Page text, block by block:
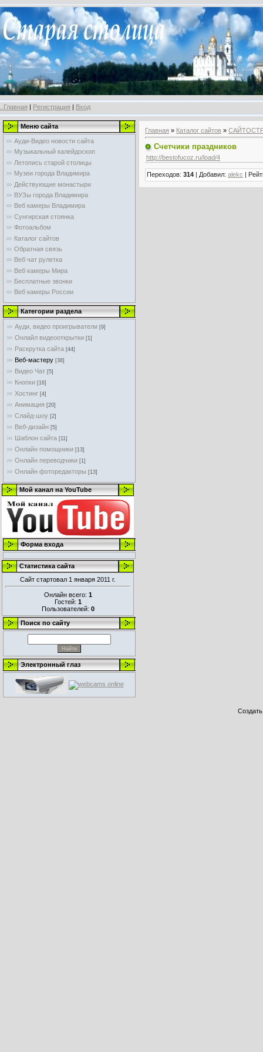
..Главная | Регистрация | Вход
Меню сайта
Ауди-Видео новости сайта
Музыкальный калейдоскоп
Летопись старой столицы
Музеи города Владимира
Действующие монастыри
ВУЗы города Владимира
Веб камеры Владимира
Сунгирская стоянка
Фотоальбом
Каталог сайтов
Обратная связь
Веб чат рулетка
Веб камеры Мира
Бесплатные звонки
Веб камеры России
Категории раздела
Ауди, видео проигрыватели [9]
Онлайл видеооткрытки [1]
Раскрутка сайта [44]
Веб-мастеру [38]
Видео Чат [5]
Кнопки [16]
Хостинг [4]
Анимация [20]
Слайд-шоу [2]
Веб-дизайн [5]
Шаблон сайта [11]
Онлайн помощники [13]
Онлайн переводчики [1]
Онлайн фоторедакторы [13]
Мой канал на YouTube
Форма входа
Статистика сайта
Сайт стартовал 1 января 2011 г.
Онлайн всего: 1
Гостей: 1
Пользователей: 0
Поиск по сайту
Электронный глаз
Главная » Каталог сайтов »
Счетчики праздников
http://bestofucoz.ru/load/4
Переходов: 314 | Добавил: alekc |